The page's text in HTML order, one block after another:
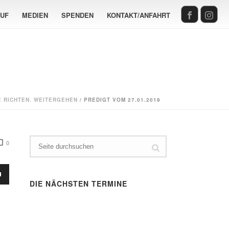
MEDIEN SPENDEN KONTAKT/ANFAHRT
WEITERGEHEN / PREDIGT VOM 27.01.2019
0
DIE NÄCHSTEN TERMINE